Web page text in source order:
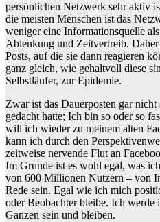
persönlichen Netzwerk sehr aktiv
die meisten Menschen ist das
weniger eine Informationsquelle
Ablenkung und Zeitvertreib.
Posts, auf die sie dann reagieren
ganz gleich, wie gehaltvoll diese
Selbstläufer, zur Epidemie.
Zwar ist das Dauerposten gar
gedacht hatte; Ich bin so oder so
will ich wieder zu meinem alten
kann ich durch den
zeitweise nervende Flut an
Im Grunde ist es wohl egal, was
von 600 Millionen Nutzern – von
Rede sein. Egal wie ich mich
oder Beobachter bleibe. Ich werde
Ganzen sein und bleiben.